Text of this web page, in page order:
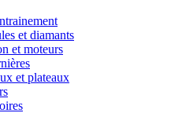
et diamants
et moteurs
et plateaux